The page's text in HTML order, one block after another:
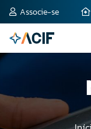
Associe-se